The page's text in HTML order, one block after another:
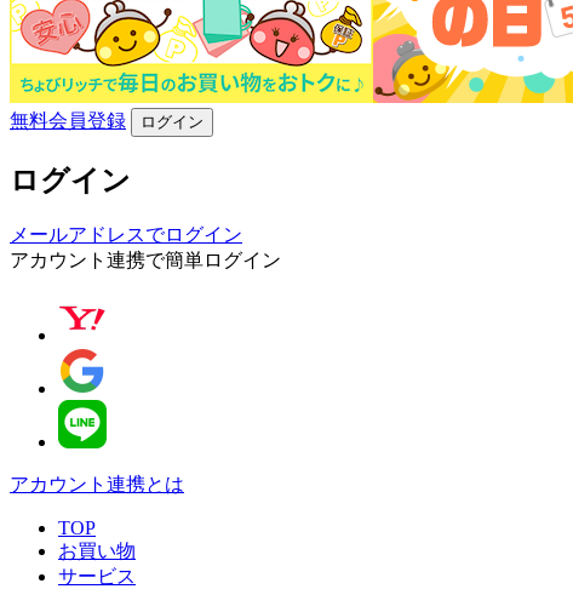
無料会員登録 ログイン
ログイン
メールアドレスでログイン
アカウント連携で簡単ログイン
アカウント連携とは
TOP
お買い物
サービス